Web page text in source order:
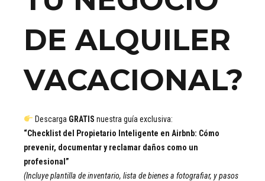
DE ALQUILER
VACACIONAL?
Descarga GRATIS nuestra guía exclusiva:
“Checklist del Propietario Inteligente en Airbnb: Cómo
prevenir, documentar y reclamar daños como un
profesional”
(Incluye plantilla de inventario, lista de bienes a fotografiar, y pasos